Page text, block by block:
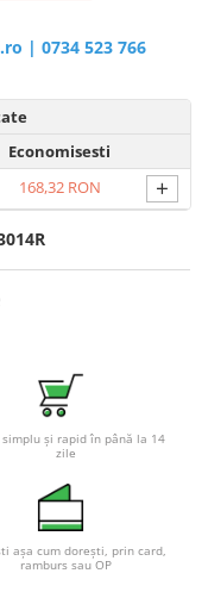
| 0734 523 766
Economisesti
168,32 RON +
simplu și rapid în până la 14
zile
așa cum dorești, prin card,
ramburs sau OP